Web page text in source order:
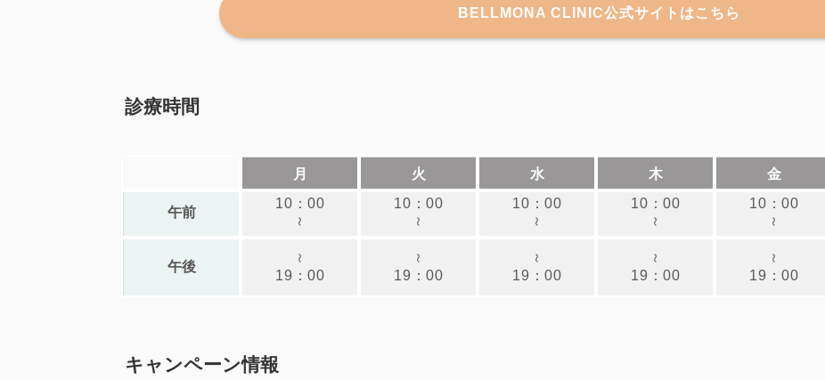
BELLMONA CLINIC公式サイトはこちら
診療時間
月 火 水 木 金
午前
10：00
～
10：00
～
10：00
～
10：00
～
10：00
～
午後
～
19：00
～
19：00
～
19：00
～
19：00
～
19：00
キャンペーン情報